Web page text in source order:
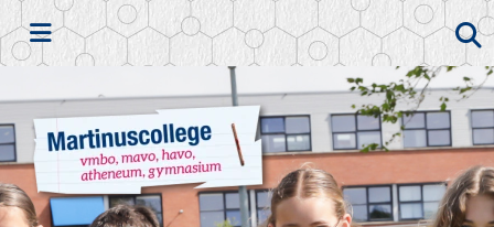
Zoeken